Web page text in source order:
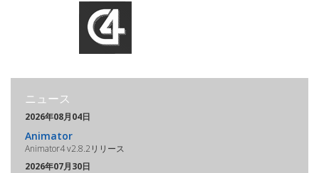
ニュース
2026年08月04日
Animator
Animator4 v2.8.2リリース
2026年07月30日